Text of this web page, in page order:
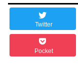
Twitter
Pocket